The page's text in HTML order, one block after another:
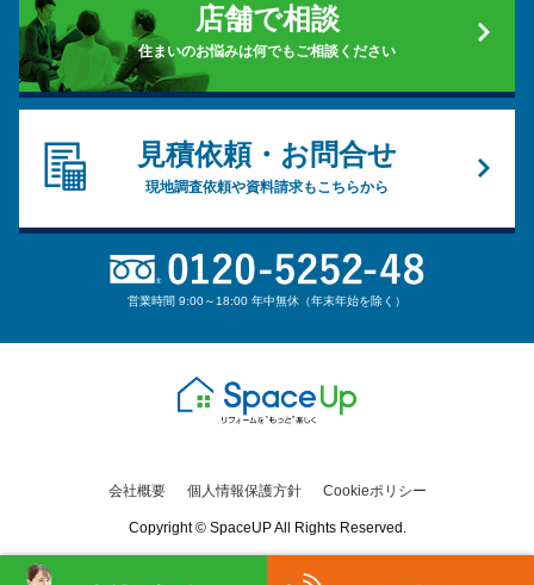
店舗で相談
住まいのお悩みは何でもご相談ください
見積依頼・お問合せ
現地調査依頼や資料請求もこちらから
営業時間 9:00～18:00 年中無休（年末年始を除く）
会社概要 個人情報保護方針 Cookieポリシー
Copyright © SpaceUP All Rights Reserved.